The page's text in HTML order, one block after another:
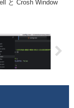
と Crosh Window